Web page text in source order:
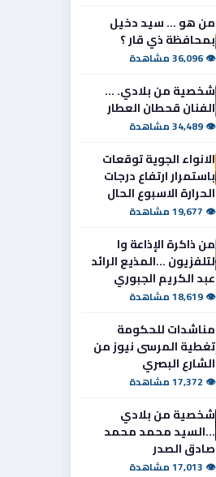
من هو ... سيد دخيل
بمحافظة ذي قار ؟
👁 36,096 مشاهدة
شخصية من بلادي. ...
الفنان قحطان العطار
👁 34,489 مشاهدة
الانواء الجوية توقعات
باستمرار ارتفاع درجات
الحرارة الاسبوع الحال
👁 19,677 مشاهدة
من ذاكرة الإذاعة وا
لتلفزيون ...المذيع الرائد
عبد الكريم الجبوري
👁 18,619 مشاهدة
مناشدات للحكومة
تغطية المرسى نيوز من
الشارع البصري
👁 17,372 مشاهدة
شخصية من بلادي
...السيد محمد محمد
صادق الصدر
👁 17,013 مشاهدة